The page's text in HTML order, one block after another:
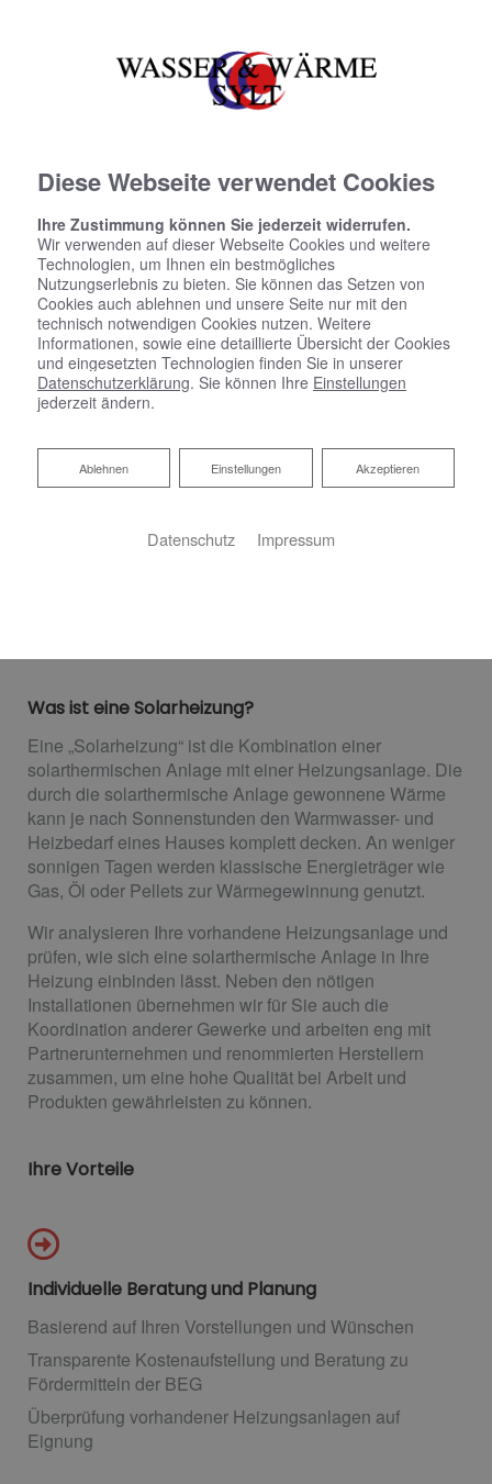
Heizen mit Solarenergie
Ihr Komplettangebot für eine
solarthermische Anlage in Sylt
in Betracht gezogen werden sollte. Auch bei einer
Was ist eine Solarheizung?
Eine „Solarheizung“ ist die Kombination einer
solarthermischen Anlage mit einer Heizungsanlage. Die
durch die solarthermische Anlage gewonnene Wärme
kann je nach Sonnenstunden den Warmwasser- und
Heizbedarf eines Hauses komplett decken. An weniger
sonnigen Tagen werden klassische Energieträger wie
Gas, Öl oder Pellets zur Wärmegewinnung genutzt.
Wir analysieren Ihre vorhandene Heizungsanlage und
prüfen, wie sich eine solarthermische Anlage in Ihre
Heizung einbinden lässt. Neben den nötigen
Installationen übernehmen wir für Sie auch die
Koordination anderer Gewerke und arbeiten eng mit
Partnerunternehmen und renommierten Herstellern
zusammen, um eine hohe Qualität bei Arbeit und
Produkten gewährleisten zu können.
Ihre Vorteile
Individuelle Beratung und Planung
Basierend auf Ihren Vorstellungen und Wünschen
Transparente Kostenaufstellung und Beratung zu
Fördermitteln der BEG
Überprüfung vorhandener Heizungsanlagen auf
Eignung
Diese Webseite verwendet Cookies
Ihre Zustimmung können Sie jederzeit widerrufen.
Wir verwenden auf dieser Webseite Cookies und weitere
Technologien, um Ihnen ein bestmögliches
Nutzungserlebnis zu bieten. Sie können das Setzen von
Cookies auch ablehnen und unsere Seite nur mit den
technisch notwendigen Cookies nutzen. Weitere
Informationen, sowie eine detaillierte Übersicht der Cookies
und eingesetzten Technologien finden Sie in unserer
Datenschutzerklärung. Sie können Ihre Einstellungen
jederzeit ändern.
Akzeptieren
Einstellungen
Ablehnen
Ablehnen
Datenschutz Impressum